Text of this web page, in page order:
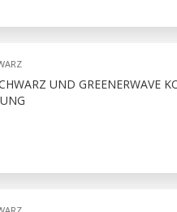
UND GREENERWAVE